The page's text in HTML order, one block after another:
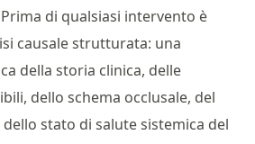
di qualsiasi intervento è
causale strutturata: una
della storia clinica, delle
dello schema occlusale, del
stato di salute sistemica del